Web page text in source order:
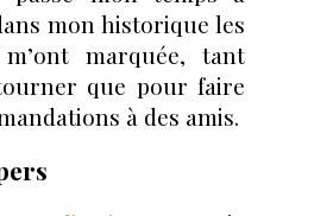
mon historique les
marquée, tant
que pour faire
à des amis.